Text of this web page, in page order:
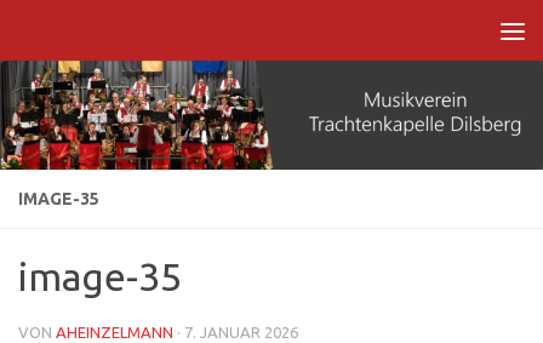
IMAGE-35
image-35
VON AHEINZELMANN · 7. JANUAR 2026